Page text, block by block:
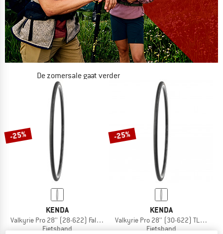
De zomersale gaat verder
NU TOT MAAR LIEFST -50%
-25%
KENDA
Valkyrie Pro 28'' (28-622) Faltbar
Fietsband
-25%
KENDA
Valkyrie Pro 28'' (30-622) TLR
Fietsband